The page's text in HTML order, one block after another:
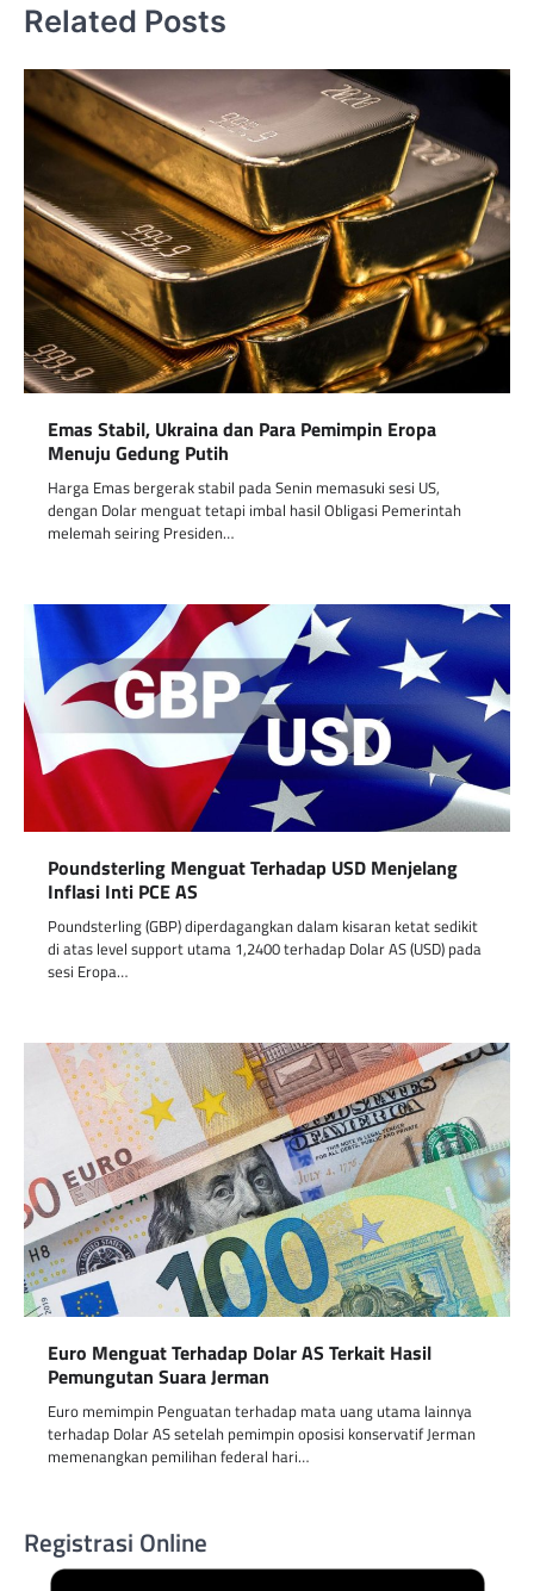
Related Posts
Emas Stabil, Ukraina dan Para Pemimpin Eropa
Menuju Gedung Putih
Harga Emas bergerak stabil pada Senin memasuki sesi US,
dengan Dolar menguat tetapi imbal hasil Obligasi Pemerintah
melemah seiring Presiden…
Poundsterling Menguat Terhadap USD Menjelang
Inflasi Inti PCE AS
Poundsterling (GBP) diperdagangkan dalam kisaran ketat sedikit
di atas level support utama 1,2400 terhadap Dolar AS (USD) pada
sesi Eropa…
Euro Menguat Terhadap Dolar AS Terkait Hasil
Pemungutan Suara Jerman
Euro memimpin Penguatan terhadap mata uang utama lainnya
terhadap Dolar AS setelah pemimpin oposisi konservatif Jerman
memenangkan pemilihan federal hari…
Registrasi Online